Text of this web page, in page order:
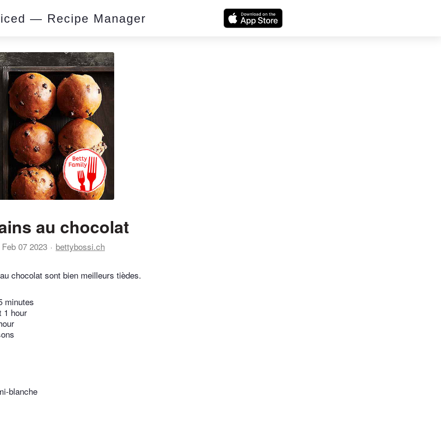
— Recipe Manager
au chocolat
Feb 07 2023 bettybossi.ch
chocolat sont bien meilleurs tièdes.
minutes
1 hour
blanche